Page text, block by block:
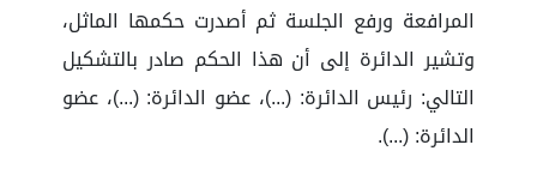
المرافعة ورفع الجلسة ثم أصدرت حكمها الماثل،
وتشير الدائرة إلى أن هذا الحكم صادر بالتشكيل
التالي: رئيس الدائرة: (...)، عضو الدائرة: (...)، عضو
الدائرة: (...).